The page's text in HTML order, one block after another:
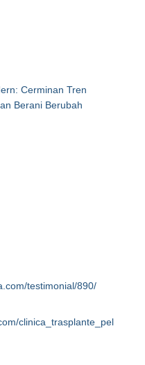
Cerminan Tren
Berani Berubah
testimonial/890/
clinica_trasplante_pel